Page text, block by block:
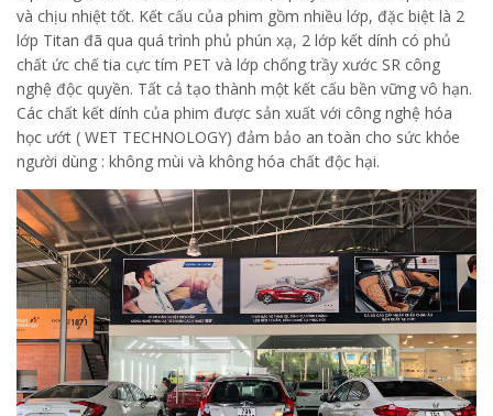
và chịu nhiệt tốt. Kết cấu của phim gồm nhiều lớp, đặc biệt là 2
lớp Titan đã qua quá trình phủ phún xạ, 2 lớp kết dính có phủ
chất ức chế tia cực tím PET và lớp chống trầy xước SR công
nghệ độc quyền. Tất cả tạo thành một kết cấu bền vững vô hạn.
Các chất kết dính của phim được sản xuất với công nghệ hóa
học ướt ( WET TECHNOLOGY) đảm bảo an toàn cho sức khỏe
người dùng : không mùi và không hóa chất độc hại.